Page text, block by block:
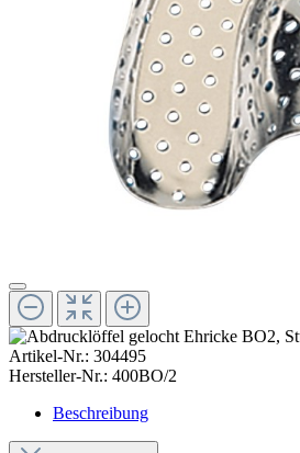
Artikel-Nr.: 304495
Hersteller-Nr.: 400BO/2
Beschreibung